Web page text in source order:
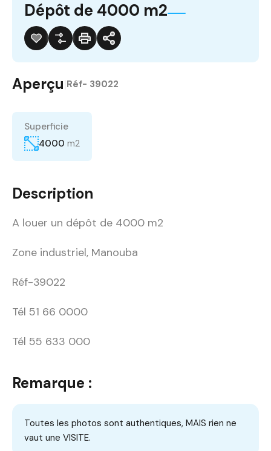
Dépôt de 4000 m2
Aperçu Réf- 39022
Superficie
4000 m2
Description
A louer un dépôt de 4000 m2
Zone industriel, Manouba
Réf-39022
Tél 51 66 0000
Tél 55 633 000
Remarque :
Toutes les photos sont authentiques, MAIS rien ne
vaut une VISITE.